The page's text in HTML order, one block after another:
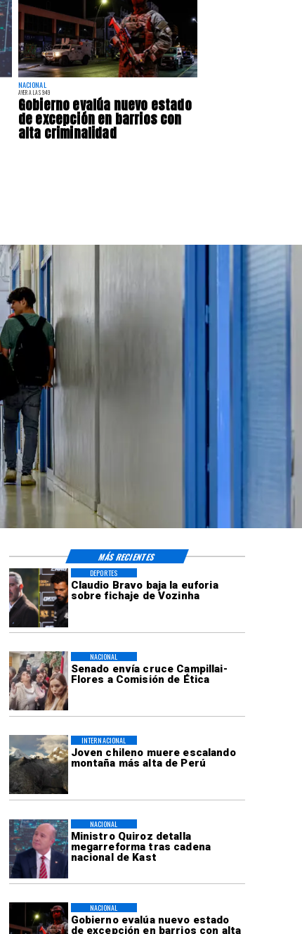
NACIONAL
AYER A LAS 9:49
Gobierno evalúa nuevo estado
de excepción en barrios con
alta criminalidad
Claudio Bravo baja la euforia
sobre fichaje de Vozinha
DEPORTES
Senado envía cruce Campillai-
Flores a Comisión de Ética
NACIONAL
Joven chileno muere escalando
montaña más alta de Perú
INTERNACIONAL
Ministro Quiroz detalla
megarreforma tras cadena
nacional de Kast
NACIONAL
Gobierno evalúa nuevo estado
de excepción en barrios con alta
NACIONAL
MÁS RECIENTES